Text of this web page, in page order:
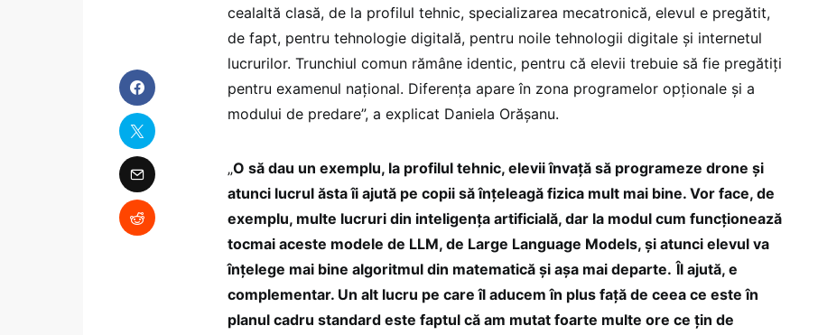
cealaltă clasă, de la profilul tehnic, specializarea mecatronică, elevul e pregătit,
de fapt, pentru tehnologie digitală, pentru noile tehnologii digitale și internetul
lucrurilor. Trunchiul comun rămâne identic, pentru că elevii trebuie să fie pregătiți
pentru examenul național. Diferența apare în zona programelor opționale și a
modului de predare”, a explicat Daniela Orășanu.
„O să dau un exemplu, la profilul tehnic, elevii învață să programeze drone și
atunci lucrul ăsta îi ajută pe copii să înțeleagă fizica mult mai bine. Vor face, de
exemplu, multe lucruri din inteligența artificială, dar la modul cum funcționează
tocmai aceste modele de LLM, de Large Language Models, și atunci elevul va
înțelege mai bine algoritmul din matematică și așa mai departe. Îl ajută, e
complementar. Un alt lucru pe care îl aducem în plus față de ceea ce este în
planul cadru standard este faptul că am mutat foarte multe ore ce țin de